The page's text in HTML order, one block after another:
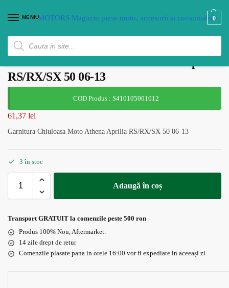
MENIU 0
RS/RX/SX 50 06-13
COD Produs : S410105001012
61,37 lei
Garnitura Chiuloasa Moto Athena Aprilia RS/RX/SX 50 06-13
3 în stoc
Adaugă în coș
Transport GRATUIT la comenzile peste 500 ron
Produs 100% Nou, Aftermarket.
14 zile drept de retur
Comenzile plasate pana in orele 16:00 vor fi expediate in aceeași zi